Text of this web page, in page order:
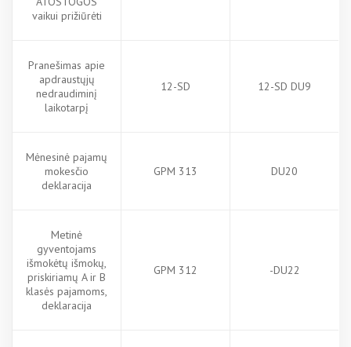
vaikui prižiūrėti
Pranešimas apie
apdraustųjų
nedraudiminį
laikotarpį
12-SD 12-SD DU9
Mėnesinė pajamų
mokesčio
deklaracija
GPM 313 DU20
Metinė
gyventojams
išmokėtų išmokų,
priskiriamų A ir B
klasės pajamoms,
deklaracija
GPM 312 -DU22